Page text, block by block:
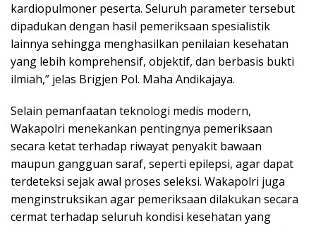
kardiopulmoner peserta. Seluruh parameter tersebut
dipadukan dengan hasil pemeriksaan spesialistik
lainnya sehingga menghasilkan penilaian kesehatan
yang lebih komprehensif, objektif, dan berbasis bukti
ilmiah,” jelas Brigjen Pol. Maha Andikajaya.
Selain pemanfaatan teknologi medis modern,
Wakapolri menekankan pentingnya pemeriksaan
secara ketat terhadap riwayat penyakit bawaan
maupun gangguan saraf, seperti epilepsi, agar dapat
terdeteksi sejak awal proses seleksi. Wakapolri juga
menginstruksikan agar pemeriksaan dilakukan secara
cermat terhadap seluruh kondisi kesehatan yang